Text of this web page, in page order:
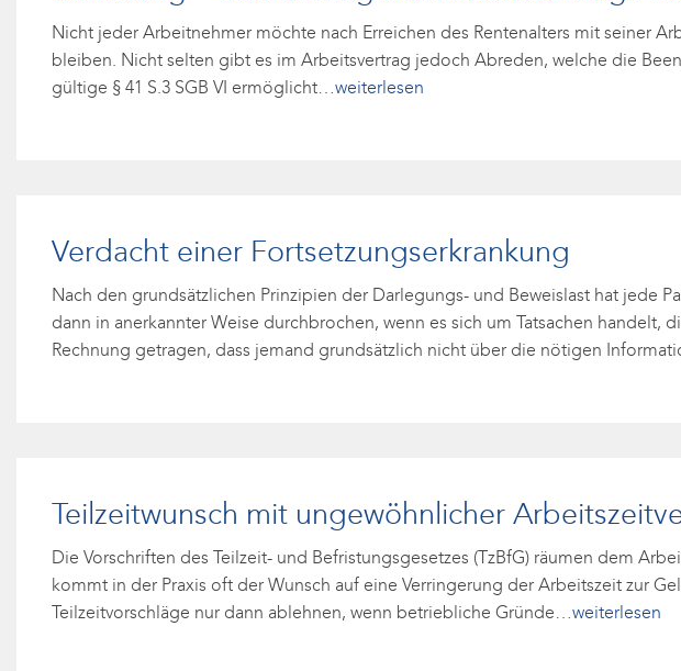
Nicht jeder Arbeitnehmer möchte nach Erreichen des Rentenalters mit seiner
bleiben. Nicht selten gibt es im Arbeitsvertrag jedoch Abreden, welche die
gültige § 41 S.3 SGB VI ermöglicht…weiterlesen
Verdacht einer Fortsetzungserkrankung
Nach den grundsätzlichen Prinzipien der Darlegungs- und Beweislast hat jede
dann in anerkannter Weise durchbrochen, wenn es sich um Tatsachen
Rechnung getragen, dass jemand grundsätzlich nicht über die nötigen
Teilzeitwunsch mit ungewöhnlicher
Die Vorschriften des Teilzeit- und Befristungsgesetzes (TzBfG) räumen dem
kommt in der Praxis oft der Wunsch auf eine Verringerung der Arbeitszeit zur
Teilzeitvorschläge nur dann ablehnen, wenn betriebliche Gründe…weiterlesen